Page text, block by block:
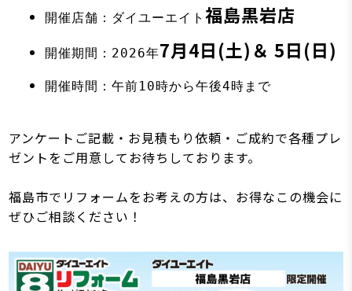
開催店舗：ダイユーエイト福島黒岩店
開催期間：2026年7月4日(土)＆ 5日(日)
開催時間：午前10時から午後4時まで
アンケートご記載・お見積もり依頼・ご成約で各種プレ
ゼントをご用意してお待ちしております。
福島市でリフォームをお考えの方は、お得なこの機会に
ぜひご相談ください！